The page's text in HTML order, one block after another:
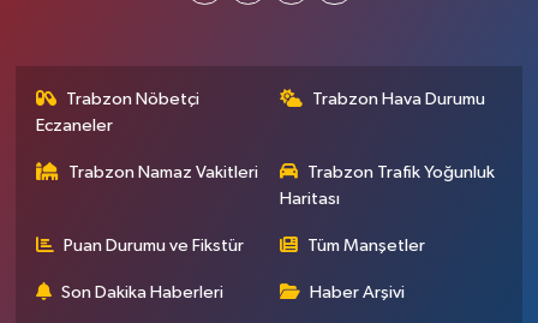
Trabzon Nöbetçi
Eczaneler
Trabzon Hava Durumu
Trabzon Namaz Vakitleri
Trabzon Trafik Yoğunluk
Haritası
Puan Durumu ve Fikstür Tüm Manşetler
Son Dakika Haberleri Haber Arşivi